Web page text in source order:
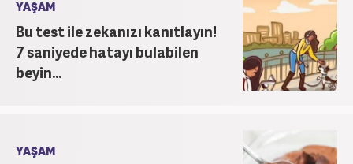
YAŞAM
Bu test ile zekanızı kanıtlayın!
7 saniyede hatayı bulabilen
beyin...
YAŞAM